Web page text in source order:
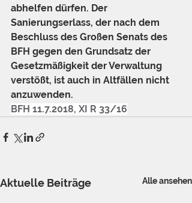
abhelfen dürfen. Der
Sanierungserlass, der nach dem
Beschluss des Großen Senats des
BFH gegen den Grundsatz der
Gesetzmäßigkeit der Verwaltung
verstößt, ist auch in Altfällen nicht
anzuwenden.
BFH 11.7.2018, XI R 33/16
Aktuelle Beiträge Alle ansehen